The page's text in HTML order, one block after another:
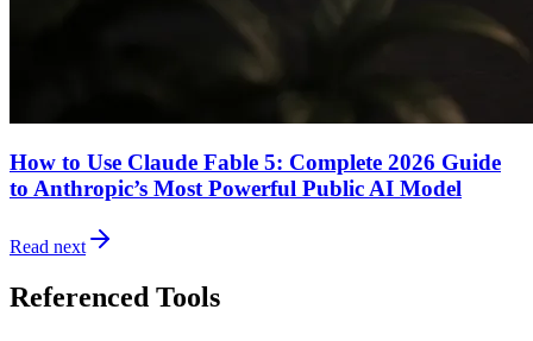
How to Use Claude Fable 5: Complete 2026 Guide
to Anthropic’s Most Powerful Public AI Model
Read next
Referenced Tools